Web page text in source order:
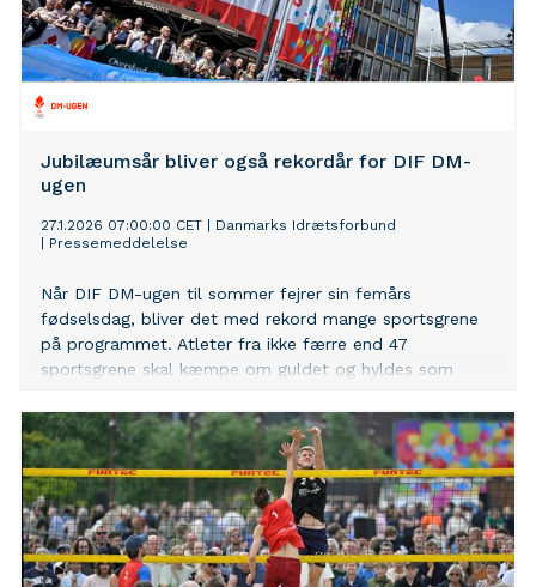
Jubilæumsår bliver også rekordår for DIF DM-
ugen
27.1.2026 07:00:00 CET
Danmarks Idrætsforbund
Pressemeddelelse
Når DIF DM-ugen til sommer fejrer sin femårs
fødselsdag, bliver det med rekord mange sportsgrene
på programmet. Atleter fra ikke færre end 47
sportsgrene skal kæmpe om guldet og hyldes som